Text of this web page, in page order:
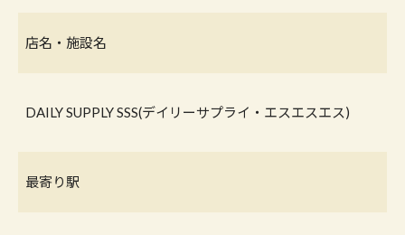
店名・施設名
DAILY SUPPLY SSS(デイリーサプライ・エスエスエス)
最寄り駅